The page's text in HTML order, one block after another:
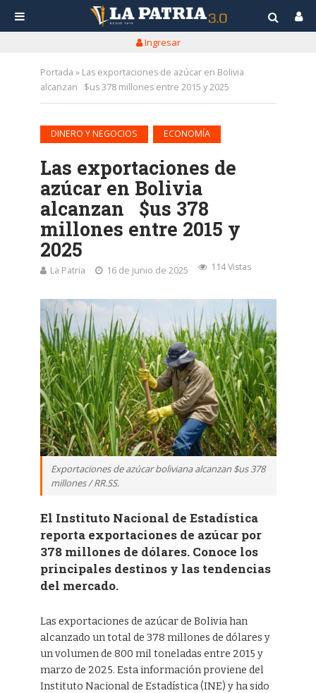
Ingresar
Portada » Las exportaciones de azúcar en Bolivia
alcanzan $us 378 millones entre 2015 y 2025
DINERO Y NEGOCIOS ECONOMÍA
Las exportaciones de
azúcar en Bolivia
alcanzan $us 378
millones entre 2015 y
2025
La Patria 16 de junio de 2025 114 Vistas
Exportaciones de azúcar boliviana alcanzan $us 378
millones / RR.SS.
El Instituto Nacional de Estadística
reporta exportaciones de azúcar por
378 millones de dólares. Conoce los
principales destinos y las tendencias
del mercado.
Las exportaciones de azúcar de Bolivia han
alcanzado un total de 378 millones de dólares y
un volumen de 800 mil toneladas entre 2015 y
marzo de 2025. Esta información proviene del
Instituto Nacional de Estadística (INE) y ha sido